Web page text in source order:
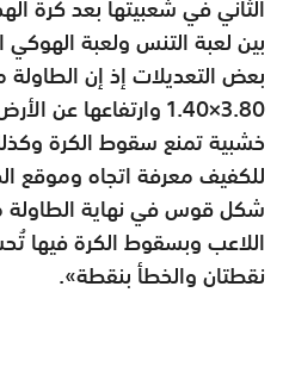
بين لعبة التنس ولعبة
بعض التعديلات إذ إن
3.80×1.40 وارتفاعها
خشبية تمنع سقوط الكرة
للكفيف معرفة اتجاه وموقع
شكل قوس في نهاية
اللاعب وبسقوط الكرة فيها
نقطتان والخطأ بنقطة».